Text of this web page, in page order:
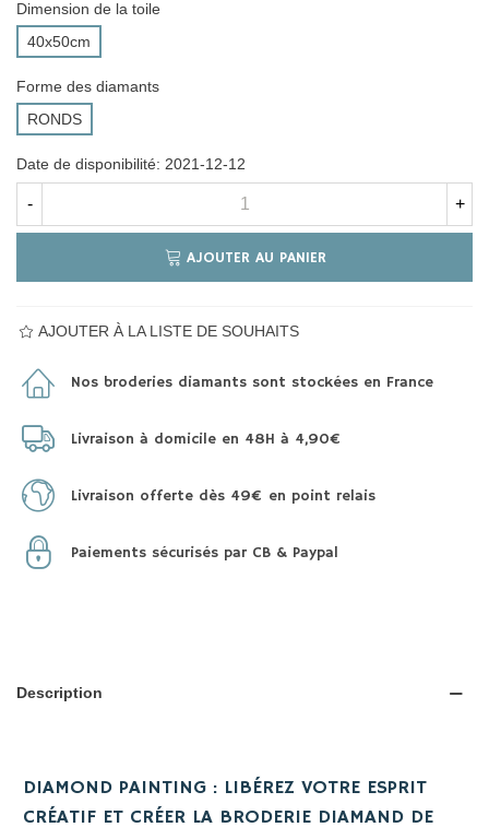
Dimension de la toile
40x50cm
Forme des diamants
RONDS
Date de disponibilité: 2021-12-12
- +
AJOUTER AU PANIER
AJOUTER À LA LISTE DE SOUHAITS
Nos broderies diamants sont stockées en France
Livraison à domicile en 48H à 4,90€
Livraison offerte dès 49€ en point relais
Paiements sécurisés par CB & Paypal
Description
DIAMOND PAINTING : LIBÉREZ VOTRE ESPRIT
CRÉATIF ET CRÉER LA BRODERIE DIAMAND DE